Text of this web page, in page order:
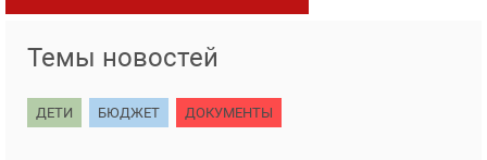
Темы новостей
ДЕТИ БЮДЖЕТ ДОКУМЕНТЫ